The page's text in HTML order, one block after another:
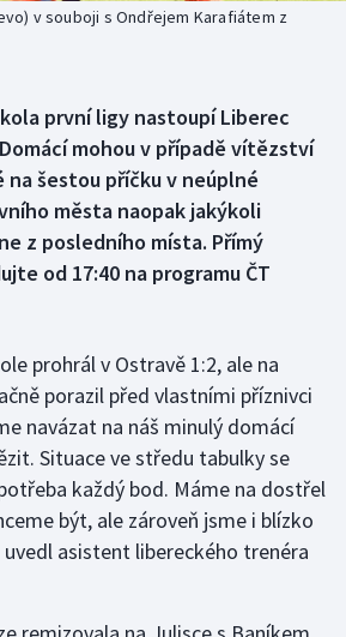
v souboji s Ondřejem Karafiátem z
první ligy nastoupí Liberec
mohou v případě vítězství
na šestou příčku v neúplné
města naopak jakýkoli
z posledního místa. Přímý
od 17:40 na programu ČT
prohrál v Ostravě 1:2, ale na
porazil před vlastními příznivci
navázat na náš minulý domácí
Situace ve středu tabulky se
každý bod. Máme na dostřel
být, ale zároveň jsme i blízko
asistent libereckého trenéra